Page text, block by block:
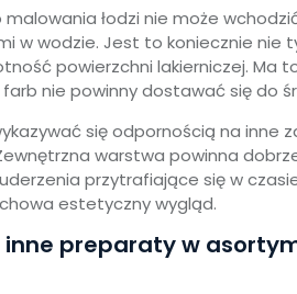
łodzi nie może
w wodzie. Jest to koniecznie nie
powierzchni lakierniczej. Ma
farb nie powinny dostawać się do
się odpornością na inne
warstwa powinna
przytrafiające się w
estetyczny wygląd.
preparaty w